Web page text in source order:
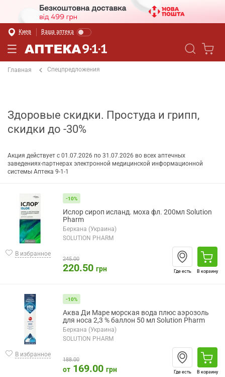
Киев Ваша аптека
Главная Спецпредложения
Здоровые скидки. Простуда и грипп,
скидки до -30%
Акция действует с 01.07.2026 по 31.07.2026 во всех аптечных
заведениях-партнерах электронной медицинской информационной
системы Аптека 9-1-1
В избранное
-10%
Ислор сироп исланд. моха фл. 200мл Solution
Pharm
Беркана (Украина)
SOLUTION PHARM
245.00
220.50 грн Где есть В корзину
В избранное
-10%
Аква Ди Маре морская вода плюс аэрозоль
для носа 2,3 % баллон 50 мл Solution Pharm
Беркана (Украина)
SOLUTION PHARM
188.00
от 169.00 грн Где есть В корзину